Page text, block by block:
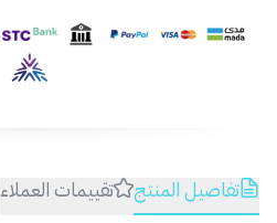
تفاصيل المنتج تقييمات العملاء